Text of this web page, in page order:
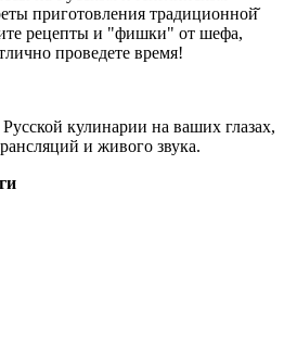
приготовления традиционной̆
рецепты и "фишки" от шефа,
проведете время!
кулинарии на ваших глазах,
и живого звука.